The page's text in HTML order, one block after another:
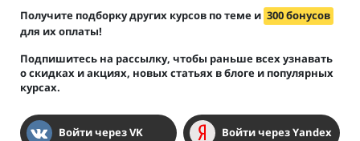
Получите подборку других курсов по теме и 300 бонусов
для их оплаты!
Подпишитесь на рассылку, чтобы раньше всех узнавать
о скидках и акциях, новых статьях в блоге и популярных
курсах.
Войти через VK Войти через Yandex